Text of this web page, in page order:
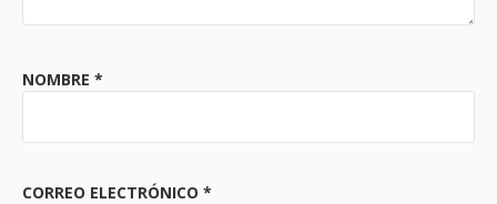
NOMBRE *
CORREO ELECTRÓNICO *